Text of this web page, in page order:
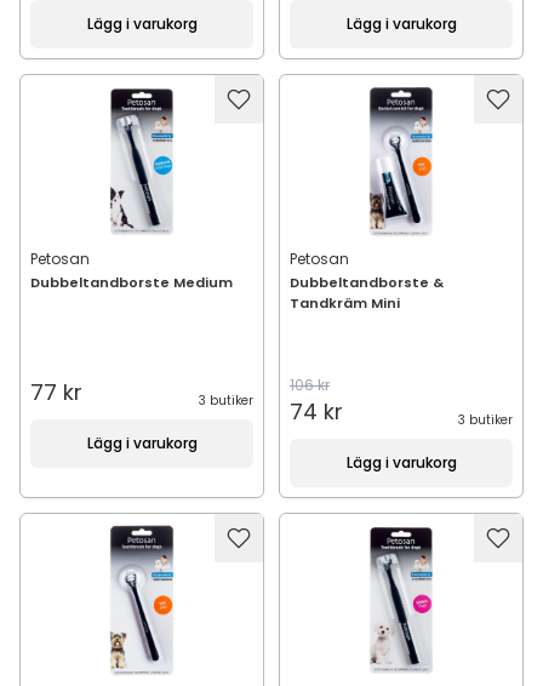
Lägg i varukorg Lägg i varukorg
Petosan
Dubbeltandborste Medium
77 kr 3 butiker
Lägg i varukorg
Petosan
Dubbeltandborste &
Tandkräm Mini
106 kr
74 kr 3 butiker
Lägg i varukorg